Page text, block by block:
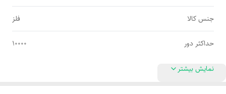
جنس کالا فلز
حداکثر دور 10000
نمایش بیشتر